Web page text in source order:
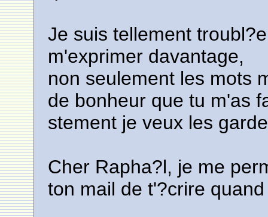
Je suis tellement
m'exprimer davantage,
non seulement les mots
de bonheur que tu m'as
stement je veux les
Cher Rapha?l, je me
ton mail de t'?crire